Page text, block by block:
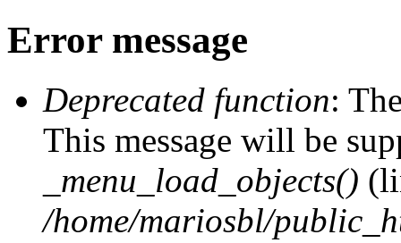
Error message
Deprecated function:
This message will be
_menu_load_objects()
/home/mariosbl/